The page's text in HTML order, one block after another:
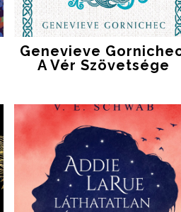
Genevieve
A Vér Szövetsége